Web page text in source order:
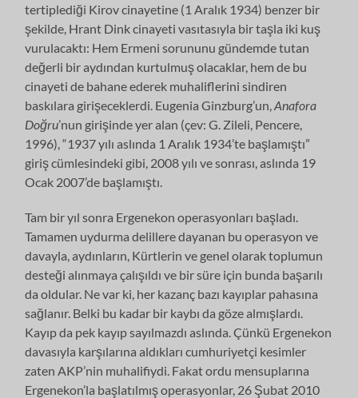
tertiplediği Kirov cinayetine (1 Aralık 1934) benzer bir
şekilde, Hrant Dink cinayeti vasıtasıyla bir taşla iki kuş
vurulacaktı: Hem Ermeni sorununu gündemde tutan
değerli bir aydından kurtulmuş olacaklar, hem de bu
cinayeti de bahane ederek muhaliflerini sindiren
baskılara girişeceklerdi. Eugenia Ginzburg’un,Anafora
Doğru’nun girişinde yer alan (çev: G. Zileli, Pencere,
1996), “1937 yılı aslında 1 Aralık 1934’te başlamıştı”
giriş cümlesindeki gibi, 2008 yılı ve sonrası, aslında 19
Ocak 2007’de başlamıştı.
Tam bir yıl sonra Ergenekon operasyonları başladı.
Tamamen uydurma delillere dayanan bu operasyon ve
davayla, aydınların, Kürtlerin ve genel olarak toplumun
desteği alınmaya çalışıldı ve bir süre için bunda başarılı
da oldular. Ne var ki, her kazanç bazı kayıplar pahasına
sağlanır. Belki bu kadar bir kaybı da göze almışlardı.
Kayıp da pek kayıp sayılmazdı aslında. Çünkü Ergenekon
davasıyla karşılarına aldıkları cumhuriyetçi kesimler
zaten AKP’nin muhalifiydi. Fakat ordu mensuplarına
Ergenekon’la başlatılmış operasyonlar, 26 Şubat 2010